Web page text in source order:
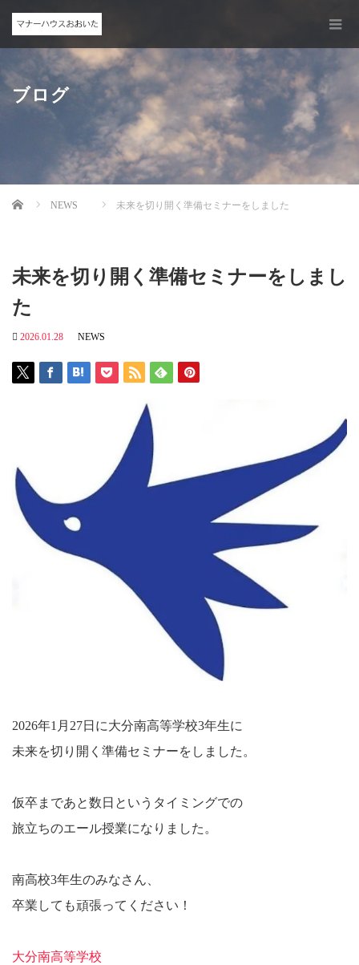
ブログ
Home NEWS 未来を切り開く準備セミナーをしました
未来を切り開く準備セミナーをしまし
た
2026.01.28 NEWS
2026年1月27日に大分南高等学校3年生に
未来を切り開く準備セミナーをしました。
仮卒まであと数日というタイミングでの
旅立ちのエール授業になりました。
南高校3年生のみなさん、
卒業しても頑張ってください！
大分南高等学校